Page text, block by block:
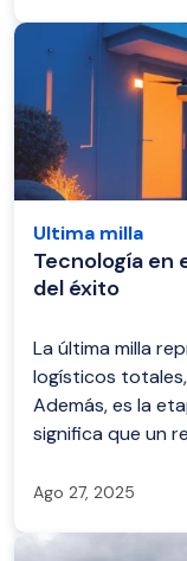
Ultima milla
Tecnología en
del éxito
La última milla
logísticos
Además, es la
significa que un
Ago 27, 2025